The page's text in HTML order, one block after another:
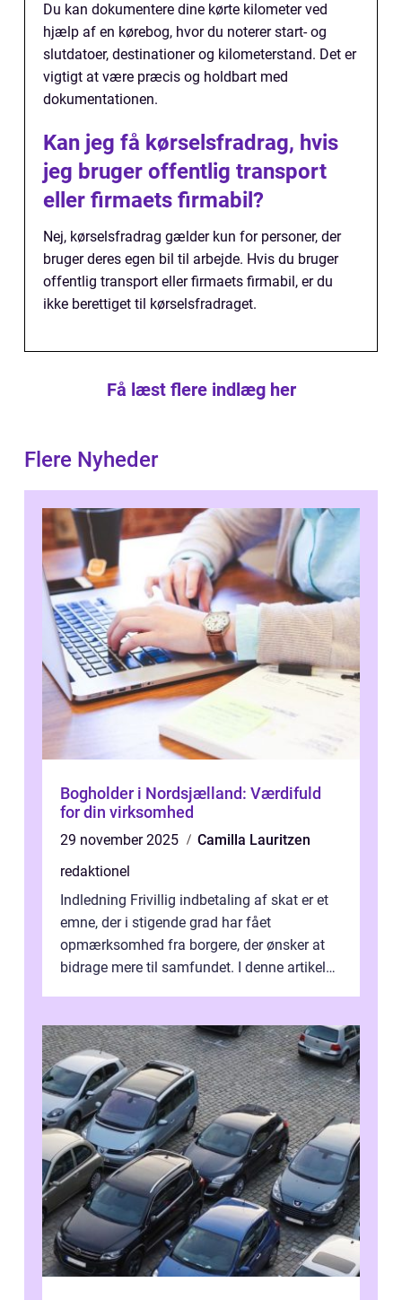
Du kan dokumentere dine kørte kilometer ved
hjælp af en kørebog, hvor du noterer start- og
slutdatoer, destinationer og kilometerstand. Det er
vigtigt at være præcis og holdbart med
dokumentationen.
Kan jeg få kørselsfradrag, hvis
jeg bruger offentlig transport
eller firmaets firmabil?
Nej, kørselsfradrag gælder kun for personer, der
bruger deres egen bil til arbejde. Hvis du bruger
offentlig transport eller firmaets firmabil, er du
ikke berettiget til kørselsfradraget.
Få læst flere indlæg her
Flere Nyheder
Bogholder i Nordsjælland: Værdifuld
for din virksomhed
29 november 2025
Camilla Lauritzen
redaktionel
Indledning Frivillig indbetaling af skat er et
emne, der i stigende grad har fået
opmærksomhed fra borgere, der ønsker at
bidrage mere til samfundet. I denne artikel